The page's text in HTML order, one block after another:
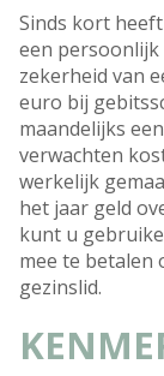
Sinds kort
een
zekerheid van
euro bij
maandelijks
verwachten
werkelijk
het jaar geld
kunt u
mee te betalen
gezinslid.